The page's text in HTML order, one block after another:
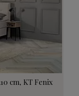
cm, KT Fenix